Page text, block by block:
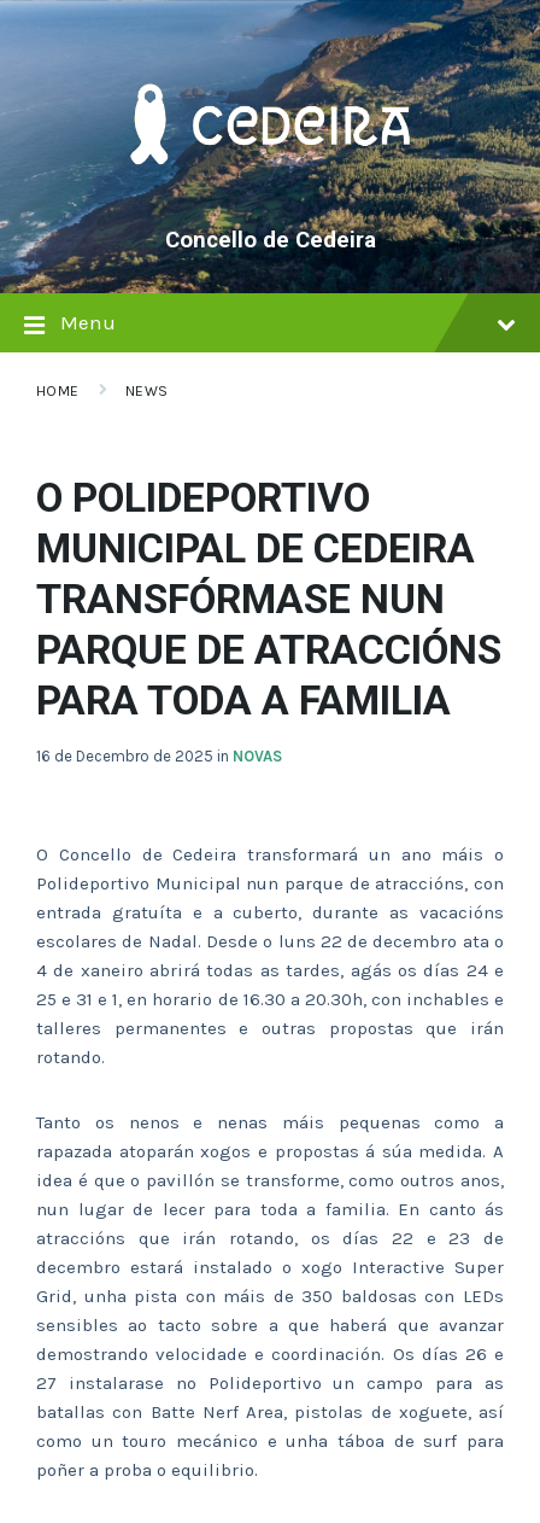
Skip
Skip
Skip
Concello de Cedeira
Menu
HOME NEWS
O POLIDEPORTIVO
MUNICIPAL DE CEDEIRA
TRANSFÓRMASE NUN
PARQUE DE ATRACCIÓNS
PARA TODA A FAMILIA
16 de Decembro de 2025 in NOVAS
O Concello de Cedeira transformará un ano máis o
Polideportivo Municipal nun parque de atraccións, con
entrada gratuíta e a cuberto, durante as vacacións
escolares de Nadal. Desde o luns 22 de decembro ata o
4 de xaneiro abrirá todas as tardes, agás os días 24 e
25 e 31 e 1, en horario de 16.30 a 20.30h, con inchables e
talleres permanentes e outras propostas que irán
rotando.
Tanto os nenos e nenas máis pequenas como a
rapazada atoparán xogos e propostas á súa medida. A
idea é que o pavillón se transforme, como outros anos,
nun lugar de lecer para toda a familia. En canto ás
atraccións que irán rotando, os días 22 e 23 de
decembro estará instalado o xogo Interactive Super
Grid, unha pista con máis de 350 baldosas con LEDs
sensibles ao tacto sobre a que haberá que avanzar
demostrando velocidade e coordinación. Os días 26 e
27 instalarase no Polideportivo un campo para as
batallas con Batte Nerf Area, pistolas de xoguete, así
como un touro mecánico e unha táboa de surf para
poñer a proba o equilibrio.